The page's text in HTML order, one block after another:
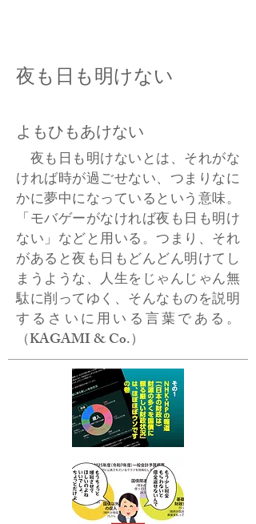
夜も日も明けない
よもひもあけない
夜も日も明けないとは、それがな
ければ時が過ごせない、つまりなに
かに夢中になっているという意味。
「モバゲーがなければ夜も日も明け
ない」などと用いる。つまり、それ
があると夜も日もどんどん明けてし
まうような、人生をじゃんじゃん無
駄に削ってゆく、そんなものを説明
するさいに用いる言葉である。
（KAGAMI & Co.）